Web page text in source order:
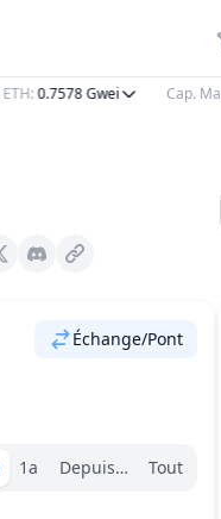
:0.7578Gwei Cap. Marché
X (Twitter)
Échange/Pont
1a Depuis janvier
Tout